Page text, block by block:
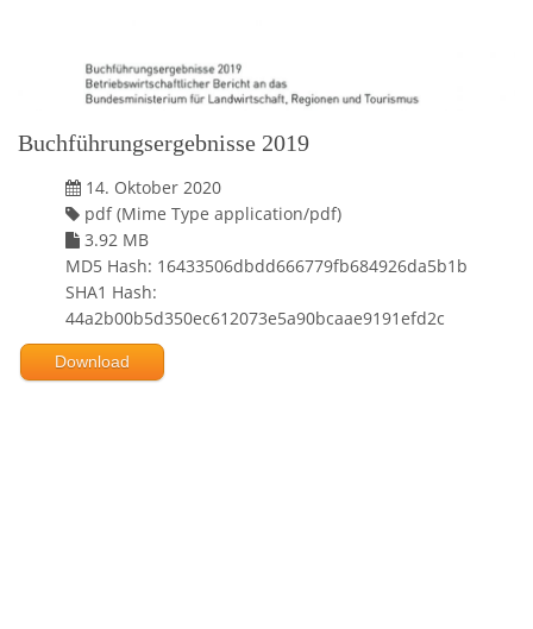
Buchführungsergebnisse 2019
14. Oktober 2020
pdf (Mime Type application/pdf)
3.92 MB
MD5 Hash: 16433506dbdd666779fb684926da5b1b
SHA1 Hash:
44a2b00b5d350ec612073e5a90bcaae9191efd2c
Download